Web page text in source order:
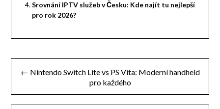
Srovnání IPTV služeb v Česku: Kde najít tu nejlepší
pro rok 2026?
Navigace
příspěvek
← Nintendo Switch Lite vs PS Vita: Moderní handheld
pro každého